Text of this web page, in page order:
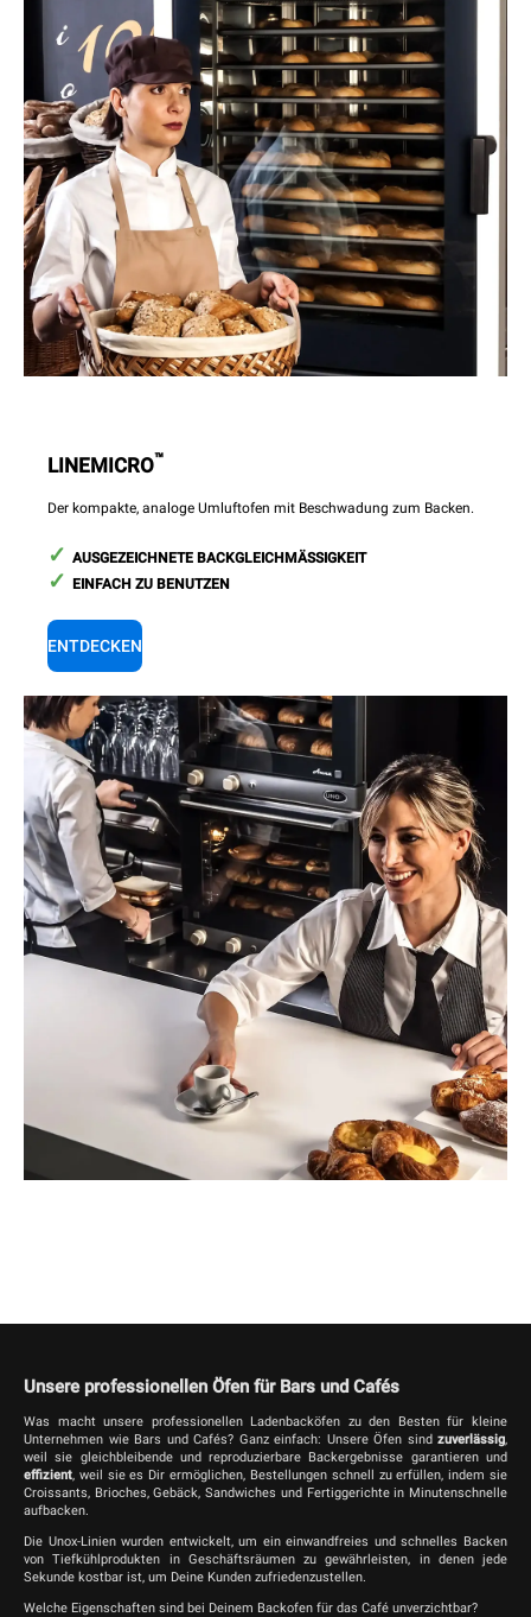
LINEMICRO™
Der kompakte, analoge Umluftofen mit Beschwadung zum Backen.
AUSGEZEICHNETE BACKGLEICHMÄSSIGKEIT
EINFACH ZU BENUTZEN
ENTDECKEN
Unsere professionellen Öfen für Bars und Cafés
Was macht unsere professionellen Ladenbacköfen zu den Besten für kleine
Unternehmen wie Bars und Cafés? Ganz einfach: Unsere Öfen sind zuverlässig,
weil sie gleichbleibende und reproduzierbare Backergebnisse garantieren und
effizient, weil sie es Dir ermöglichen, Bestellungen schnell zu erfüllen, indem sie
Croissants, Brioches, Gebäck, Sandwiches und Fertiggerichte in Minutenschnelle
aufbacken.
Die Unox-Linien wurden entwickelt, um ein einwandfreies und schnelles Backen
von Tiefkühlprodukten in Geschäftsräumen zu gewährleisten, in denen jede
Sekunde kostbar ist, um Deine Kunden zufriedenzustellen.
Welche Eigenschaften sind bei Deinem Backofen für das Café unverzichtbar?